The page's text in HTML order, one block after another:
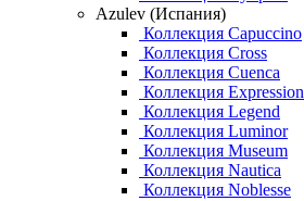
Azulev (Испания)
Коллекция Capuccino
Коллекция Cross
Коллекция Cuenca
Коллекция Expression
Коллекция Legend
Коллекция Luminor
Коллекция Museum
Коллекция Nautica
Коллекция Noblesse